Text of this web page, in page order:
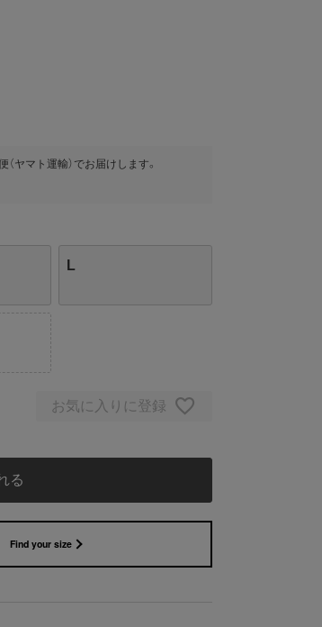
（ヤマト運輸） でお届けします。
L
お気に入りに登録
る
Find your size